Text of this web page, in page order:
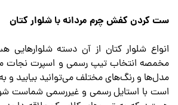
ست کردن کفش چرم مردانه با شلوار کتان
انواع شلوار کتان از آن دسته شلوارهایی
مخمصه انتخاب تیپ رسمی و اسپرت نجات
مدل‌ها و رنگ‌های مختلف می‌توانید بیابید و
است با استایل رسمی و غیررسمی شماست